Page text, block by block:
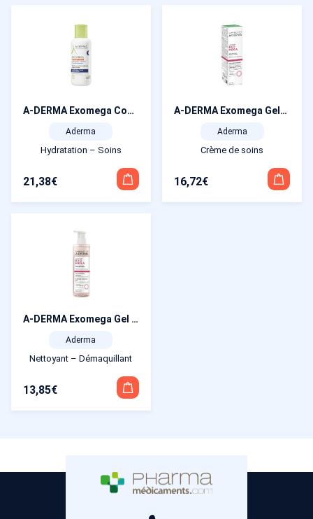
A-DERMA Exomega Control Crème Nuit Émolliente Réparatrice 400 ml
Aderma
Hydratation – Soins
21,38€
A-DERMA Exomega Gel-Crème Calmant 40 ml
Aderma
Crème de soins
16,72€
A-DERMA Exomega Gel Nettoyant Calmant 200 ml
Aderma
Nettoyant – Démaquillant
13,85€